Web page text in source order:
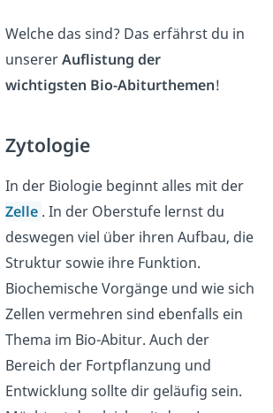
Welche das sind? Das erfährst du in
unsererAuflistung der
wichtigsten Bio-Abiturthemen!
Zytologie
In der Biologie beginnt alles mit der
Zelle . In der Oberstufe lernst du
deswegen viel über ihren Aufbau, die
Struktur sowie ihre Funktion.
Biochemische Vorgänge und wie sich
Zellen vermehren sind ebenfalls ein
Thema im Bio-Abitur. Auch der
Bereich der Fortpflanzung und
Entwicklung sollte dir geläufig sein.